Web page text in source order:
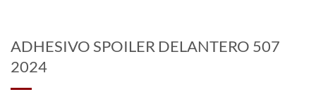
ADHESIVO SPOILER DELANTERO 507
2024